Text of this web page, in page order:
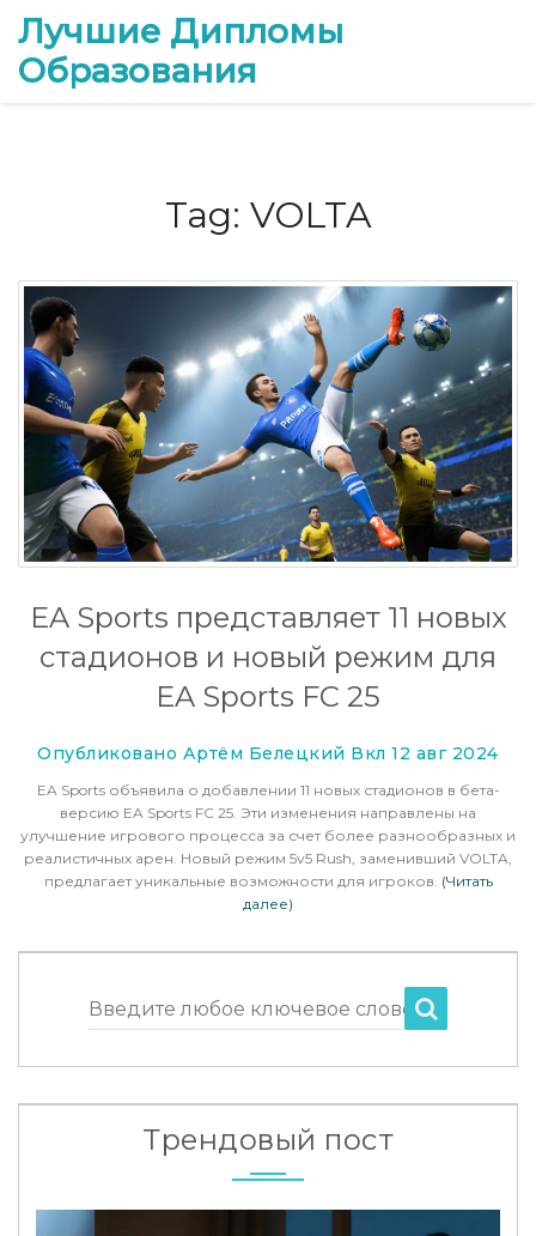
Лучшие Дипломы
Образования
Tag: VOLTA
EA Sports представляет 11 новых
стадионов и новый режим для
EA Sports FC 25
Опубликовано Артём Белецкий Вкл 12 авг 2024
EA Sports объявила о добавлении 11 новых стадионов в бета-
версию EA Sports FC 25. Эти изменения направлены на
улучшение игрового процесса за счет более разнообразных и
реалистичных арен. Новый режим 5v5 Rush, заменивший VOLTA,
предлагает уникальные возможности для игроков. (Читать
далее)
Введите любое ключевое слово
Трендовый пост